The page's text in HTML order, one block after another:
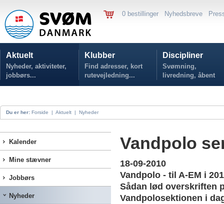
0 bestillinger Nyhedsbreve
Aktuelt
Nyheder, aktiviteter,
jobbørs...
Klubber
Find adresser, kort
rutevejledning...
Discipliner
Svømning,
livredning, åbent
vand...
Du er her: Forside | Aktuelt | Nyheder
Kalender
Mine stævner
Jobbørs
Nyheder
Vandpolo
18-09-2010
Vandpolo - til A-EM i
Sådan lød overskriften
Vandpolosektionen i